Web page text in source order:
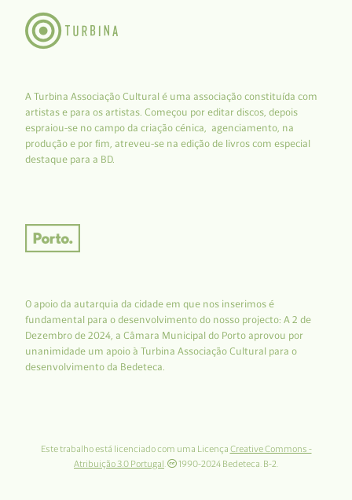
A Turbina Associação Cultural é uma associação constituída com
artistas e para os artistas. Começou por editar discos, depois
espraiou-se no campo da criação cénica, agenciamento, na
produção e por fim, atreveu-se na edição de livros com especial
destaque para a BD.
O apoio da autarquia da cidade em que nos inserimos é
fundamental para o desenvolvimento do nosso projecto: A 2 de
Dezembro de 2024, a Câmara Municipal do Porto aprovou por
unanimidade um apoio à Turbina Associação Cultural para o
desenvolvimento da Bedeteca.
Este trabalho está licenciado com uma Licença Creative Commons -
Atribuição 3.0 Portugal
1990-2024 Bedeteca. B-2.